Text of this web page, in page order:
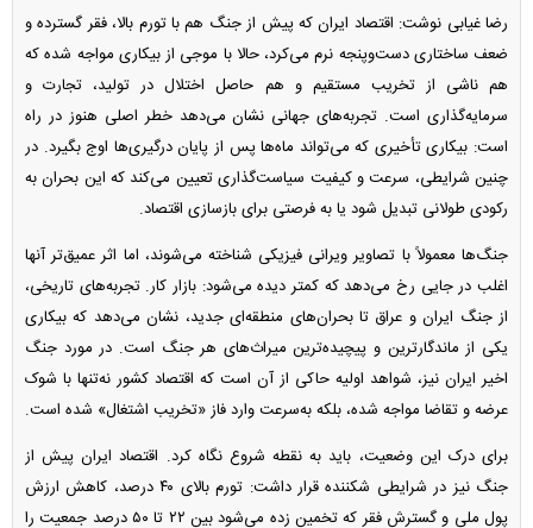
رضا غیابی نوشت: اقتصاد ایران که پیش از جنگ هم با تورم بالا، فقر گسترده و
ضعف ساختاری دست‌وپنجه نرم می‌کرد، حالا با موجی از بیکاری مواجه شده که
هم ناشی از تخریب مستقیم و هم حاصل اختلال در تولید، تجارت و
سرمایه‌گذاری است. تجربه‌های جهانی نشان می‌دهد خطر اصلی هنوز در راه
است: بیکاری تأخیری که می‌تواند ماه‌ها پس از پایان درگیری‌ها اوج بگیرد. در
چنین شرایطی، سرعت و کیفیت سیاست‌گذاری تعیین می‌کند که این بحران به
رکودی طولانی تبدیل شود یا به فرصتی برای بازسازی اقتصاد.
جنگ‌ها معمولاً با تصاویر ویرانی فیزیکی شناخته می‌شوند، اما اثر عمیق‌تر آنها
اغلب در جایی رخ می‌دهد که کمتر دیده می‌شود: بازار کار. تجربه‌های تاریخی،
از جنگ ایران و عراق تا بحران‌های منطقه‌ای جدید، نشان می‌دهد که بیکاری
یکی از ماندگارترین و پیچیده‌ترین میراث‌های هر جنگ است. در مورد جنگ
اخیر ایران نیز، شواهد اولیه حاکی از آن است که اقتصاد کشور نه‌تنها با شوک
عرضه و تقاضا مواجه شده، بلکه به‌سرعت وارد فاز «تخریب اشتغال» شده است.
برای درک این وضعیت، باید به نقطه شروع نگاه کرد. اقتصاد ایران پیش از
جنگ نیز در شرایطی شکننده قرار داشت: تورم بالای ۴۰ درصد، کاهش ارزش
پول ملی و گسترش فقر که تخمین زده می‌شود بین ۲۲ تا ۵۰ درصد جمعیت را